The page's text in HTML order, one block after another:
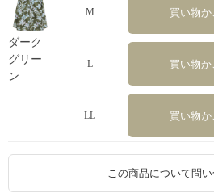
ダーク
グリー
ン
M 買い物
L 買い物
LL 買い物
この商品について問